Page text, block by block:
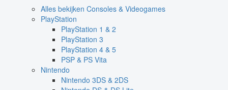
Alles bekijken Consoles & Videogames
PlayStation
PlayStation 1 & 2
PlayStation 3
PlayStation 4 & 5
PSP & PS Vita
Nintendo
Nintendo 3DS & 2DS